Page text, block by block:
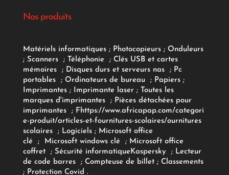
Nos produits
Matériels informatiques; Photocopieurs; Onduleurs
; Scanners ; Téléphonie ; Clés USB et cartes
mémoires
; Disques durs et serveurs nas ; Pc
portables
; Ordinateurs de bureau ; Papiers;
Imprimantes;Imprimante laser; Toutes les
marques d'imprimantes
; Pièces détachées pour
imprimantes
; Fhttps://www.africapap.com/categori
e-produit/articles-et-fournitures-scolaires/ournitures
scolaires; Logiciels ; Microsoft office
clé
; Microsoft windows clé; Microsoft office
coffret ; Sécurité informatiqueKaspersky ; Lecteur
de code barres
; Compteuse de billet; Classements
; Protection Covid .